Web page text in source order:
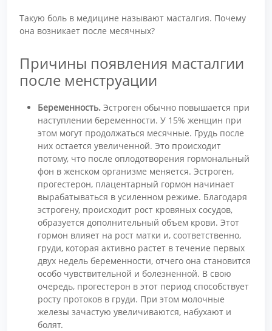
Такую боль в медицине называют масталгия. Почему
она возникает после месячных?
Причины появления масталгии
после менструации
Беременность. Эстроген обычно повышается при
наступлении беременности. У 15% женщин при
этом могут продолжаться месячные. Грудь после
них остается увеличенной. Это происходит
потому, что после оплодотворения гормональный
фон в женском организме меняется. Эстроген,
прогестерон, плацентарный гормон начинает
вырабатываться в усиленном режиме. Благодаря
эстрогену, происходит рост кровяных сосудов,
образуется дополнительный объем крови. Этот
гормон влияет на рост матки и, соответственно,
груди, которая активно растет в течение первых
двух недель беременности, отчего она становится
особо чувствительной и болезненной. В свою
очередь, прогестерон в этот период способствует
росту протоков в груди. При этом молочные
железы зачастую увеличиваются, набухают и
болят.